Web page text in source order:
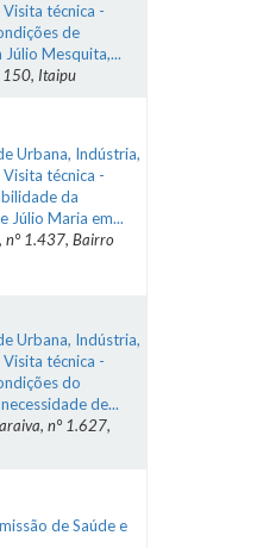
técnica -
de
Júlio Mesquita,...
150, Itaipu
Urbana, Indústria,
técnica -
da
Júlio Maria em...
n° 1.437, Bairro
Urbana, Indústria,
técnica -
do
de...
n° 1.627,
de Saúde e